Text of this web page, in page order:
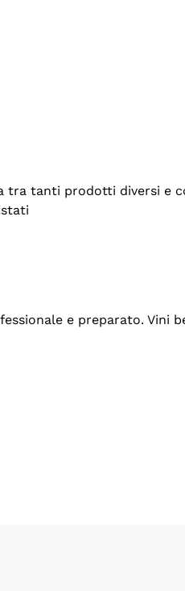
tanti prodotti diversi e
e preparato.